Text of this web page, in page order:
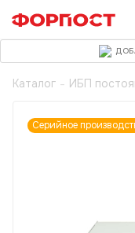
Каталог - ИБП
Серийное